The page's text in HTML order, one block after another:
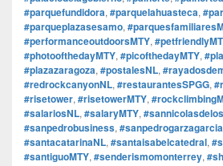
#parquefundidora, #parquelahuasteca,
#parqueplazasesamo,
#performanceoutdoorsMTY,
#photoofthedayMTY, #picofthedayMTY,
#plazazaragoza, #postalesNL,
#redrockcanyonNL, #restaurantesSPGG,
#risetower, #risetowerMTY,
#salariosNL, #salaryMTY,
#sanpedrobusiness, #sanpedrogarzagarcia
#santacatarinaNL, #santaisabelcatedral,
#santiguoMTY, #senderismomonterrey,